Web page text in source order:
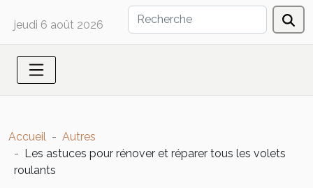
jeudi 6 août 2026
Accueil
Autres
Les astuces pour rénover et réparer tous les volets
roulants